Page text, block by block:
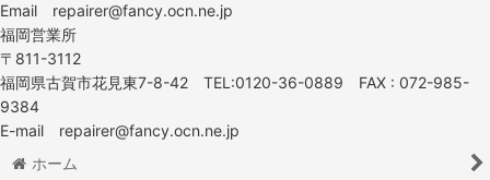
Email repairer@fancy.ocn.ne.jp
福岡営業所
〒811-3112
福岡県古賀市花見東7-8-42 TEL:0120-36-0889 FAX : 072-985-
9384
E-mail repairer@fancy.ocn.ne.jp
ホーム